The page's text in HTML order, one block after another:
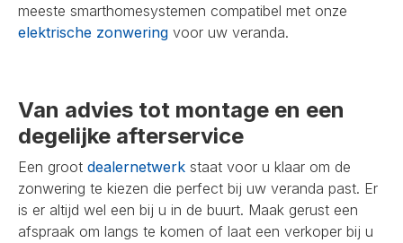
meeste smarthomesystemen compatibel met onze
elektrische zonwering voor uw veranda.
Van advies tot montage en een
degelijke afterservice
Een groot dealernetwerk staat voor u klaar om de
zonwering te kiezen die perfect bij uw veranda past. Er
is er altijd wel een bij u in de buurt. Maak gerust een
afspraak om langs te komen of laat een verkoper bij u